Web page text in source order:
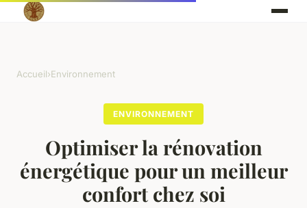
Accueil›Environnement
ENVIRONNEMENT
Optimiser la rénovation
énergétique pour un meilleur
confort chez soi